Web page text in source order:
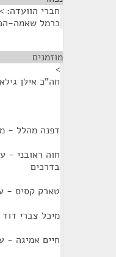
חברי הוועדה: >
כרמל שאמה-
מוזמנים
>
חה"כ אילן
דפנה מהלל -
חוה ראובני -
בדרכים
טארק קסיס -
מיכל צברי
חיים אמיגה -